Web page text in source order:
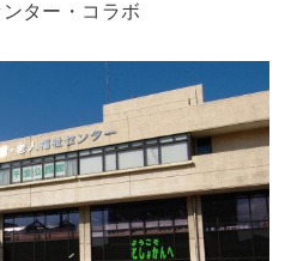
ター・コラボ